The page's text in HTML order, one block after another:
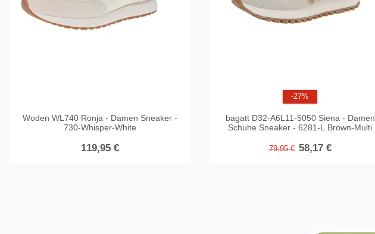
Woden WL740 Ronja - Damen Sneaker -
730-Whisper-White
119,95 €
-27%
bagatt D32-A6L11-5050 Siena - Damen
Schuhe Sneaker - 6281-L.Brown-Multi
79,95 € 58,17 €